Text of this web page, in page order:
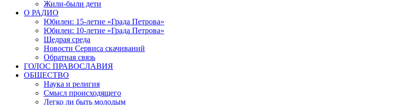
Жили-были дети
О РАДИО
Юбилеи: 15-летие «Града Петрова»
Юбилеи: 10-летие «Града Петрова»
Щедрая среда
Новости Сервиса скачиваний
Обратная связь
ГОЛОС ПРАВОСЛАВИЯ
ОБЩЕСТВО
Наука и религия
Смысл происходящего
Легко ли быть молодым